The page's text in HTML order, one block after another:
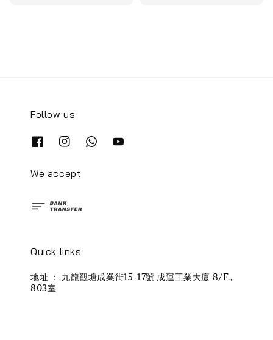
Follow us
We accept
Quick links
地址 ： 九龍觀塘成業街15-17號 成運工業大廈 8/F.,
803室